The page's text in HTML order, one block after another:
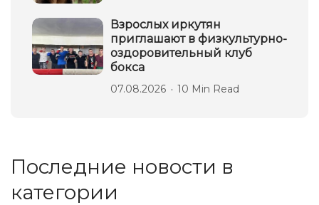
Взрослых иркутян
приглашают в физкультурно-
оздоровительный клуб
бокса
07.08.2026 10 Min Read
Последние новости в
категории